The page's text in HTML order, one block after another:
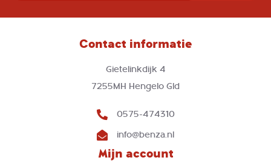
onze
Contact informatie
Gietelinkdijk 4
7255MH Hengelo Gld
0575-474310
info@benza.nl
Mijn account